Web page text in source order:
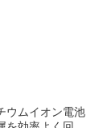
ウムイオン電池